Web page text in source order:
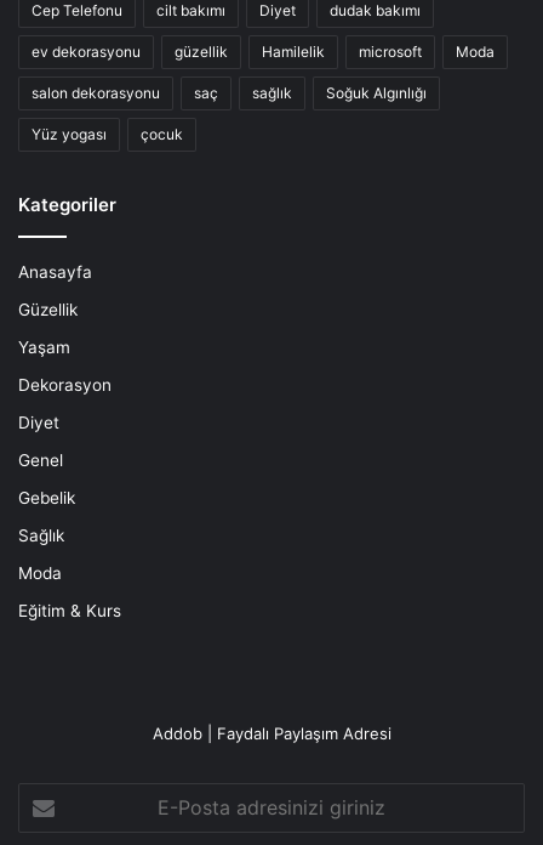
Cep Telefonu cilt bakımı Diyet dudak bakımı
ev dekorasyonu güzellik Hamilelik microsoft Moda
salon dekorasyonu saç sağlık Soğuk Algınlığı
Yüz yogası çocuk
Kategoriler
Anasayfa
Güzellik
Yaşam
Dekorasyon
Diyet
Genel
Gebelik
Sağlık
Moda
Eğitim & Kurs
Addob | Faydalı Paylaşım Adresi
Posta